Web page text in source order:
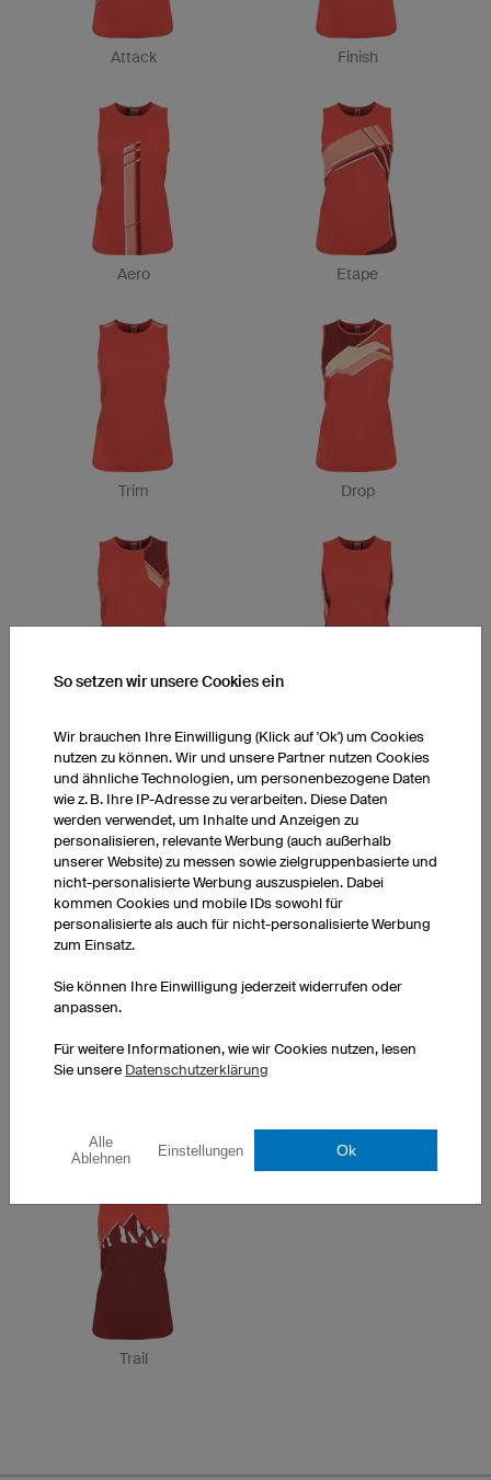
Attack Finish
Aero Etape
Trim Drop
Pure Pace
Animal Style
Trail
So setzen wir unsere Cookies ein
Wir brauchen Ihre Einwilligung (Klick auf 'Ok') um Cookies
nutzen zu können. Wir und unsere Partner nutzen Cookies
und ähnliche Technologien, um personenbezogene Daten
wie z. B. Ihre IP-Adresse zu verarbeiten. Diese Daten
werden verwendet, um Inhalte und Anzeigen zu
personalisieren, relevante Werbung (auch außerhalb
unserer Website) zu messen sowie zielgruppenbasierte und
nicht-personalisierte Werbung auszuspielen. Dabei
kommen Cookies und mobile IDs sowohl für
personalisierte als auch für nicht-personalisierte Werbung
zum Einsatz.
Sie können Ihre Einwilligung jederzeit widerrufen oder
anpassen.
Für weitere Informationen, wie wir Cookies nutzen, lesen
Sie unsere Datenschutzerklärung
Alle
Ablehnen
Einstellungen Ok